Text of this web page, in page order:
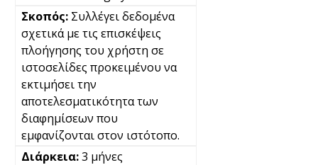
Συλλέγει δεδομένα
σχετικά με τις επισκέψεις
πλοήγησης του χρήστη σε
ιστοσελίδες προκειμένου να
εκτιμήσει την
αποτελεσματικότητα των
διαφημίσεων που
εμφανίζονται στον ιστότοπο.
3 μήνες